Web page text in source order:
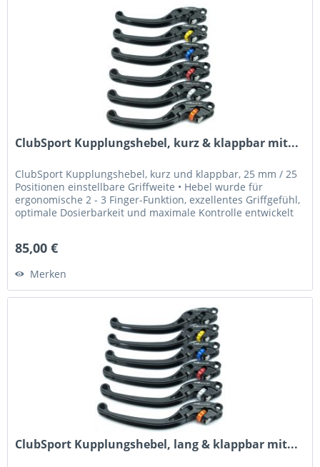
ClubSport Kupplungshebel, kurz & klappbar mit...
ClubSport Kupplungshebel, kurz und klappbar, 25 mm / 25
Positionen einstellbare Griffweite • Hebel wurde für
ergonomische 2 - 3 Finger-Funktion, exzellentes Griffgefühl,
optimale Dosierbarkeit und maximale Kontrolle entwickelt
85,00 €
Merken
ClubSport Kupplungshebel, lang & klappbar mit...